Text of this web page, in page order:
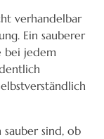
verhandelbar
Ein sauberer
bei jedem
sind, ob